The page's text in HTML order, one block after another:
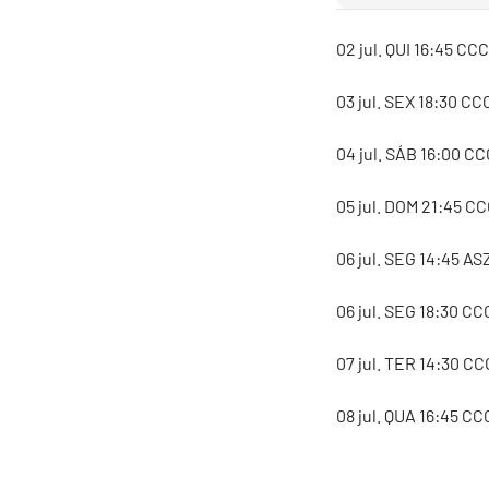
02 jul. QUI 16:45 CCC
03 jul. SEX 18:30
04 jul. SÁB 16:00
05 jul. DOM 21:45
06 jul. SEG 14:45
06 jul. SEG 18:30
07 jul. TER 14:30
08 jul. QUA 16:45